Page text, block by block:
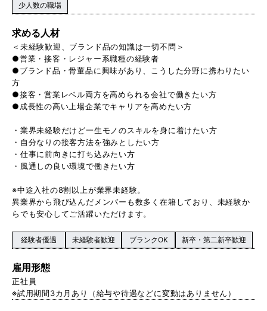
少人数の職場
求める人材
＜未経験歓迎、ブランド品の知識は一切不問＞
●営業・接客・レジャー系職種の経験者
●ブランド品・骨董品に興味があり、こうした分野に携わりたい
方
●接客・営業レベル両方を高められる会社で働きたい方
●成長性の高い上場企業でキャリアを高めたい方
・業界未経験だけど一生モノのスキルを身に着けたい方
・自分なりの接客方法を強みとしたい方
・仕事に前向きに打ち込みたい方
・風通しの良い環境で働きたい方
※中途入社の8割以上が業界未経験。
異業界から飛び込んだメンバーも数多く在籍しており、未経験か
らでも安心してご活躍いただけます。
経験者優遇 未経験者歓迎 ブランクOK 新卒・第二新卒歓迎
雇用形態
正社員
※試用期間3カ月あり（給与や待遇などに変動はありません）